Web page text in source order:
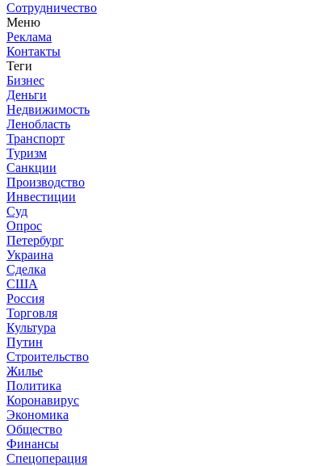
Сотрудничество
Меню
Реклама
Контакты
Теги
Бизнес
Деньги
Недвижимость
Ленобласть
Транспорт
Туризм
Санкции
Производство
Инвестиции
Суд
Опрос
Петербург
Украина
Сделка
США
Россия
Торговля
Культура
Путин
Строительство
Жилье
Политика
Коронавирус
Экономика
Общество
Финансы
Спецоперация